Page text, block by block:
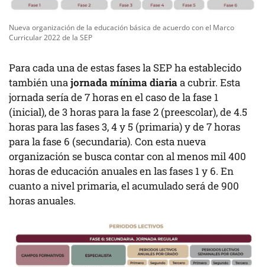
Nueva organización de la educación básica de acuerdo con el Marco
Curricular 2022 de la SEP
Para cada una de estas fases la SEP ha establecido
también unajornada mínima diariaa cubrir. Esta
jornada sería de 7 horas en el caso de la fase 1
(inicial), de 3 horas para la fase 2 (preescolar), de 4.5
horas para las fases 3, 4 y 5 (primaria) y de 7 horas
para la fase 6 (secundaria). Con esta nueva
organización se busca contar con al menos mil 400
horas de educación anuales en las fases 1 y 6. En
cuanto a nivel primaria, el acumulado será de 900
horas anuales.